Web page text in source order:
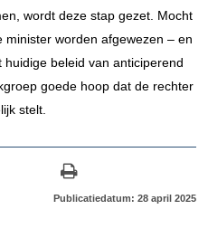
wordt deze stap gezet. Mocht
worden afgewezen – en
beleid van anticiperend
goede hoop dat de rechter
stelt.
Publicatiedatum: 28 april 2025